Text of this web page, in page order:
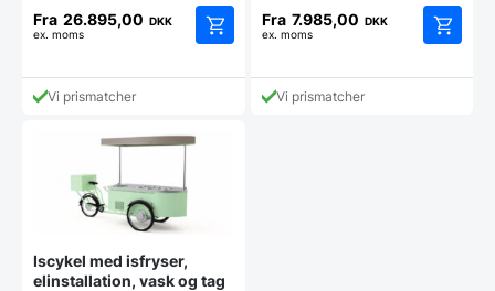
Fra 26.895,00 DKK
ex. moms
vare
varianter.
Mulighederne
Vi prismatcher
Fra 7.985,00 DKK
ex. moms
vare
Vi prismatcher
Iscykel med isfryser,
elinstallation, vask og tag